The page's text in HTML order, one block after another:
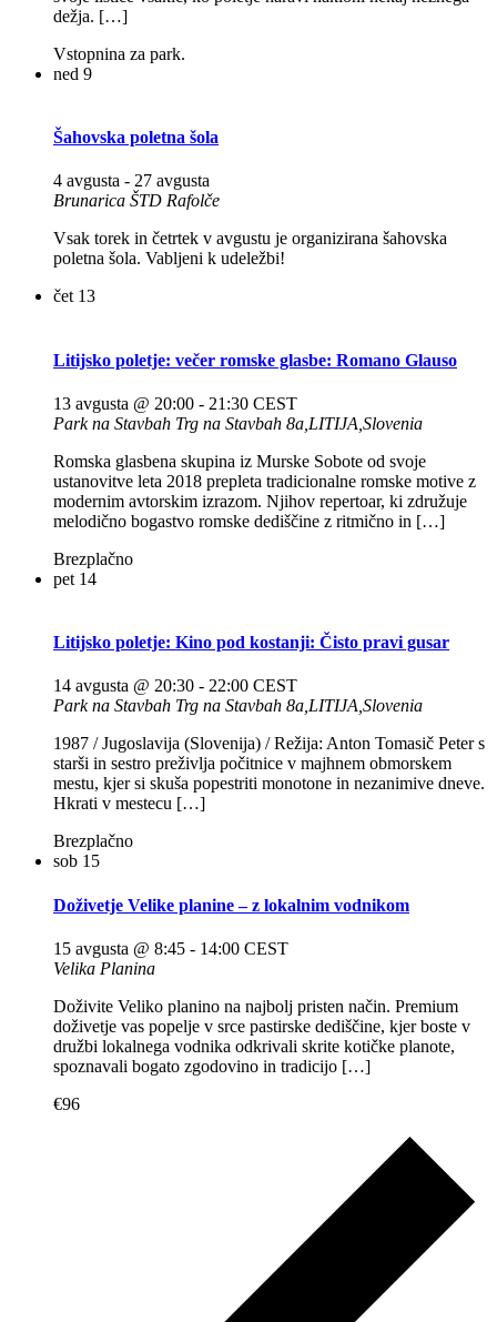
dežja. […]
Vstopnina za park.
ned 9
Šahovska poletna šola
4 avgusta - 27 avgusta
Brunarica ŠTD Rafolče
Vsak torek in četrtek v avgustu je organizirana šahovska
poletna šola. Vabljeni k udeležbi!
čet 13
Litijsko poletje: večer romske glasbe: Romano Glauso
13 avgusta @ 20:00 - 21:30 CEST
Park na Stavbah Trg na Stavbah 8a,LITIJA,Slovenia
Romska glasbena skupina iz Murske Sobote od svoje
ustanovitve leta 2018 prepleta tradicionalne romske motive z
modernim avtorskim izrazom. Njihov repertoar, ki združuje
melodično bogastvo romske dediščine z ritmično in […]
Brezplačno
pet 14
Litijsko poletje: Kino pod kostanji: Čisto pravi gusar
14 avgusta @ 20:30 - 22:00 CEST
Park na Stavbah Trg na Stavbah 8a,LITIJA,Slovenia
1987 / Jugoslavija (Slovenija) / Režija: Anton Tomasič Peter s
starši in sestro preživlja počitnice v majhnem obmorskem
mestu, kjer si skuša popestriti monotone in nezanimive dneve.
Hkrati v mestecu […]
Brezplačno
sob 15
Doživetje Velike planine – z lokalnim vodnikom
15 avgusta @ 8:45 - 14:00 CEST
Velika Planina
Doživite Veliko planino na najbolj pristen način. Premium
doživetje vas popelje v srce pastirske dediščine, kjer boste v
družbi lokalnega vodnika odkrivali skrite kotičke planote,
spoznavali bogato zgodovino in tradicijo […]
€96